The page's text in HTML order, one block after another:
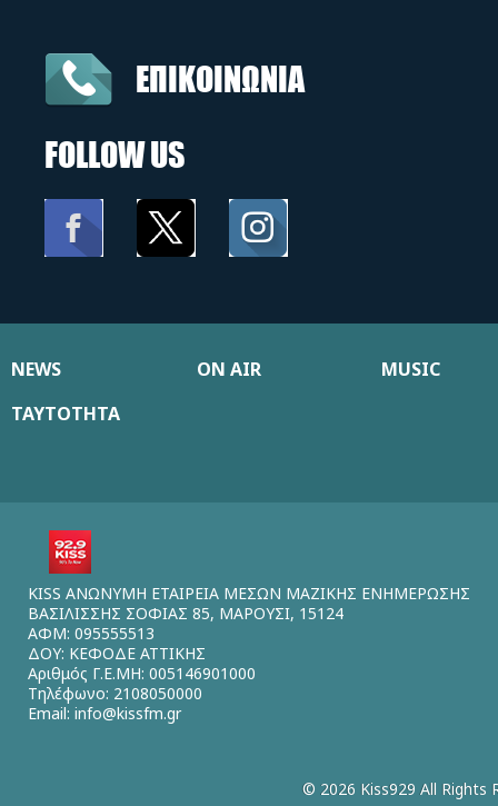
ΕΠΙΚΟΙΝΩΝΙΑ
FOLLOW US
NEWS ON AIR
MUSIC
ΤΑΥΤΟΤΗΤΑ
KISS ΑΝΩΝΥΜΗ ΕΤΑΙΡΕΙΑ ΜΕΣΩΝ ΜΑΖΙΚΗΣ ΕΝΗΜΕΡΩΣΗΣ
ΒΑΣΙΛΙΣΣΗΣ ΣΟΦΙΑΣ 85, ΜΑΡΟΥΣΙ, 15124
ΑΦΜ: 095555513
ΔΟΥ: ΚΕΦΟΔΕ ΑΤΤΙΚΗΣ
Αριθμός Γ.Ε.ΜΗ: 005146901000
Τηλέφωνο: 2108050000
Email: info@kissfm.gr
© 2026 Kiss929 All Rights